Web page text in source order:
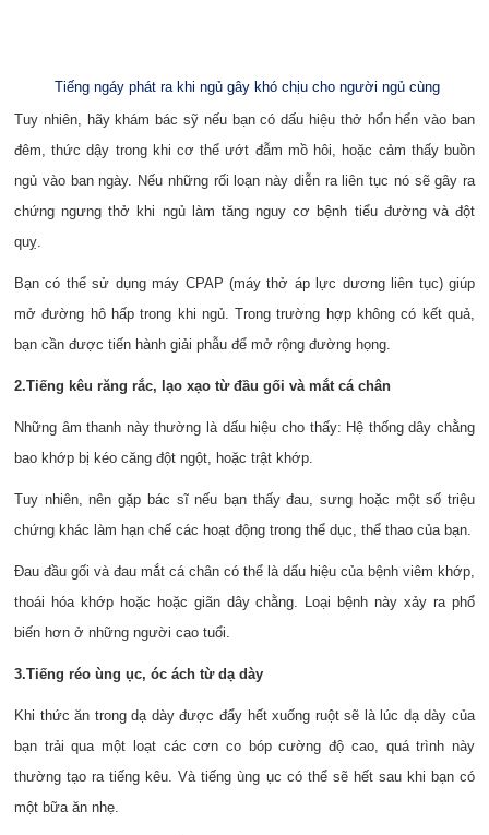
Tiếng ngáy phát ra khi ngủ gây khó chịu cho người ngủ cùng
Tuy nhiên, hãy khám bác sỹ nếu bạn có dấu hiệu thở hổn hển vào ban
đêm, thức dậy trong khi cơ thể ướt đẫm mồ hôi, hoặc cảm thấy buồn
ngủ vào ban ngày. Nếu những rối loạn này diễn ra liên tục nó sẽ gây ra
chứng ngưng thở khi ngủ làm tăng nguy cơ bệnh tiểu đường và đột
quỵ.
Bạn có thể sử dụng máy CPAP (máy thở áp lực dương liên tục) giúp
mở đường hô hấp trong khi ngủ. Trong trường hợp không có kết quả,
bạn cần được tiến hành giải phẫu để mở rộng đường họng.
2.Tiếng kêu răng rắc, lạo xạo từ đầu gối và mắt cá chân
Những âm thanh này thường là dấu hiệu cho thấy: Hệ thống dây chằng
bao khớp bị kéo căng đột ngột, hoặc trật khớp.
Tuy nhiên, nên gặp bác sĩ nếu bạn thấy đau, sưng hoặc một số triệu
chứng khác làm hạn chế các hoạt động trong thể dục, thể thao của bạn.
Đau đầu gối và đau mắt cá chân có thể là dấu hiệu của bệnh viêm khớp,
thoái hóa khớp hoặc hoặc giãn dây chằng. Loại bệnh này xảy ra phổ
biến hơn ở những người cao tuổi.
3.Tiếng réo ùng ục, óc ách từ dạ dày
Khi thức ăn trong dạ dày được đẩy hết xuống ruột sẽ là lúc dạ dày của
bạn trải qua một loạt các cơn co bóp cường độ cao, quá trình này
thường tạo ra tiếng kêu. Và tiếng ùng ục có thể sẽ hết sau khi bạn có
một bữa ăn nhẹ.